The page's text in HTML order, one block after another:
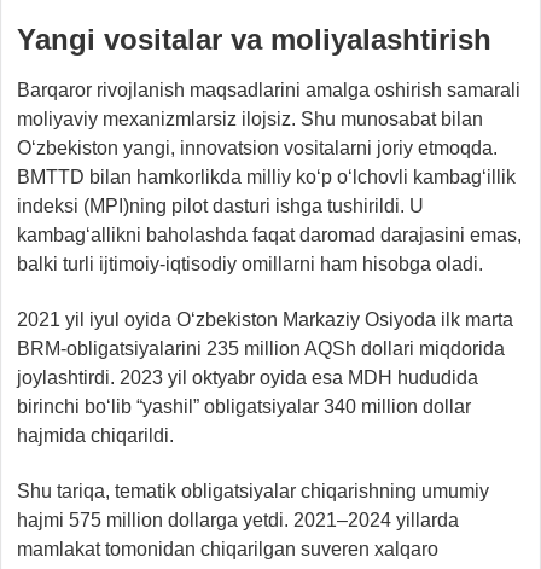
Yangi vositalar va moliyalashtirish
Barqaror rivojlanish maqsadlarini amalga oshirish samarali
moliyaviy mexanizmlarsiz ilojsiz. Shu munosabat bilan
O‘zbekiston yangi, innovatsion vositalarni joriy etmoqda.
BMTTD bilan hamkorlikda milliy ko‘p o‘lchovli kambag‘illik
indeksi (MPI)ning pilot dasturi ishga tushirildi. U
kambag‘allikni baholashda faqat daromad darajasini emas,
balki turli ijtimoiy-iqtisodiy omillarni ham hisobga oladi.
2021 yil iyul oyida O‘zbekiston Markaziy Osiyoda ilk marta
BRM-obligatsiyalarini 235 million AQSh dollari miqdorida
joylashtirdi. 2023 yil oktyabr oyida esa MDH hududida
birinchi bo‘lib “yashil” obligatsiyalar 340 million dollar
hajmida chiqarildi.
Shu tariqa, tematik obligatsiyalar chiqarishning umumiy
hajmi 575 million dollarga yetdi. 2021–2024 yillarda
mamlakat tomonidan chiqarilgan suveren xalqaro